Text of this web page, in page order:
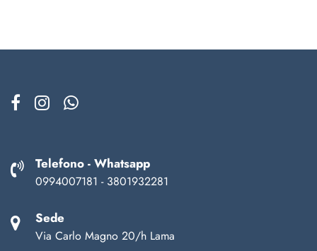
Telefono - Whatsapp
0994007181 - 3801932281
Sede
Via Carlo Magno 20/h Lama